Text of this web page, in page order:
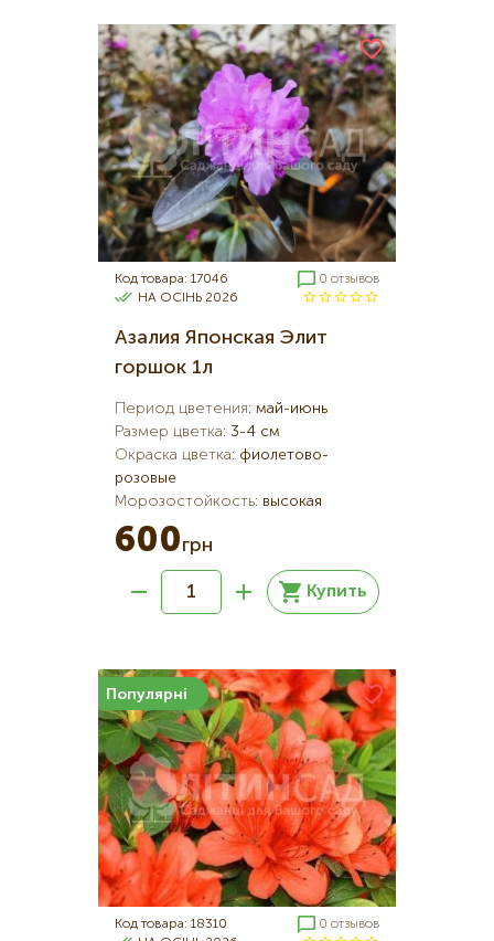
Код товара: 17046
0 отзывов
НА ОСІНЬ 2026
Азалия Японская Элит
горшок 1л
Период цветения: май-июнь
Размер цветка: 3-4 см
Окраска цветка: фиолетово-
розовые
Морозостойкость: высокая
600грн
Купить
Популярні
Код товара: 18310
0 отзывов